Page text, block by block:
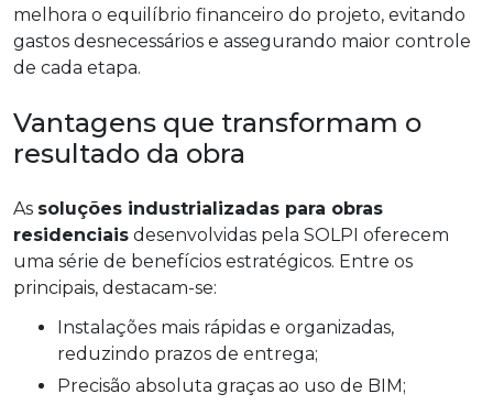
melhora o equilíbrio financeiro do projeto, evitando
gastos desnecessários e assegurando maior controle
de cada etapa.
Vantagens que transformam o
resultado da obra
As soluções industrializadas para obras
residenciais desenvolvidas pela SOLPI oferecem
uma série de benefícios estratégicos. Entre os
principais, destacam-se:
Instalações mais rápidas e organizadas,
reduzindo prazos de entrega;
Precisão absoluta graças ao uso de BIM;